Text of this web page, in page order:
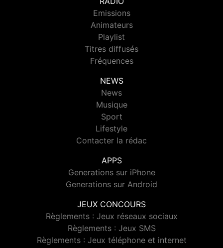
Emissions
Animateurs
Playlist
Titres diffusés
Fréquences
NEWS
News
Musique
Sport
Lifestyle
Contacter la rédac
APPS
Generations sur iPhone
Generations sur Android
JEUX CONCOURS
Règlements : Jeux réseaux sociaux
Règlements : Jeux SMS
Règlements : Jeux téléphone et internet